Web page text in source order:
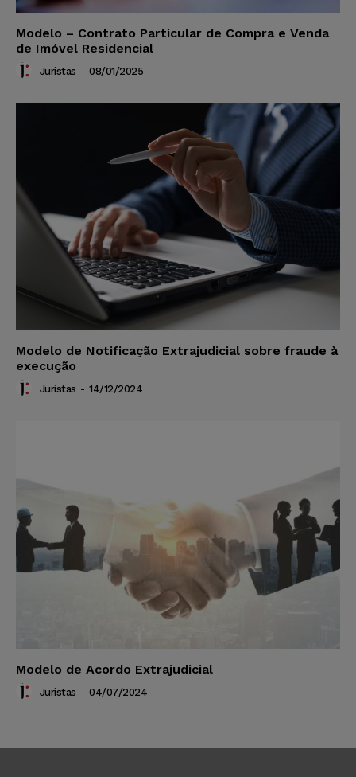
Modelo – Contrato Particular de Compra e Venda
de Imóvel Residencial
Juristas - 08/01/2025
Modelo de Notificação Extrajudicial sobre fraude à
execução
Juristas - 14/12/2024
Modelo de Acordo Extrajudicial
Juristas - 04/07/2024